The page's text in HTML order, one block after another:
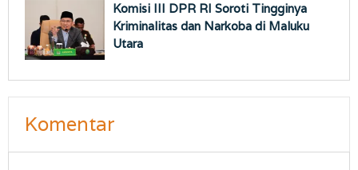
Komisi III DPR RI Soroti Tingginya
Kriminalitas dan Narkoba di Maluku
Utara
Komentar